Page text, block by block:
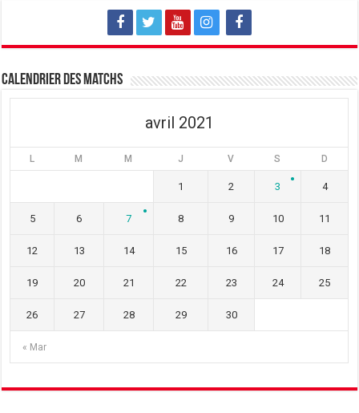
Calendrier des matchs
avril 2021
L M M J V S D
« Mar
1 2 3 4
5 6 7 8 9 10 11
12 13 14 15 16 17 18
19 20 21 22 23 24 25
26 27 28 29 30